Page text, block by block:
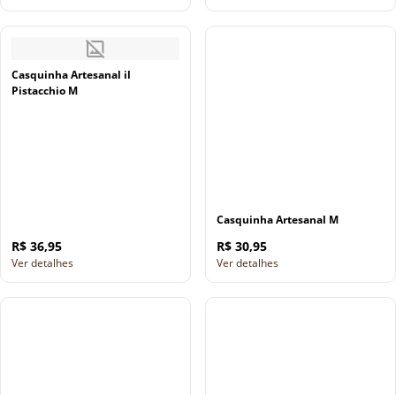
Casquinha Artesanal il
Pistacchio M
R$ 36,95
Ver detalhes
Casquinha Artesanal M
R$ 30,95
Ver detalhes